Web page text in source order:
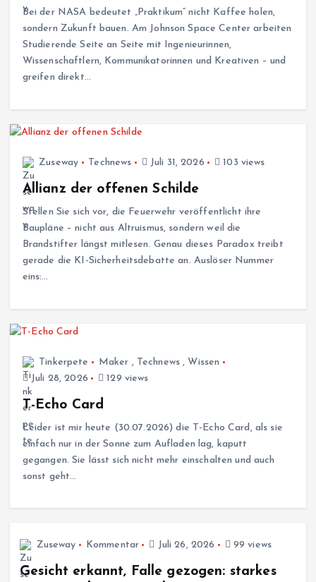
Bei der NASA bedeutet „Praktikum“ nicht Kaffee holen,
sondern Zukunft bauen. Am Johnson Space Center arbeiten
Studierende Seite an Seite mit Ingenieurinnen,
Wissenschaftlern, Kommunikatorinnen und Kreativen – und
greifen direkt…
Zuseway Technews Juli 31, 2026 103 views
Allianz der offenen Schilde
Stellen Sie sich vor, die Feuerwehr veröffentlicht ihre
Baupläne – nicht aus Altruismus, sondern weil die
Brandstifter längst mitlesen. Genau dieses Paradox treibt
gerade die KI-Sicherheitsdebatte an. Auslöser Nummer
eins:…
Tinkerpete Maker , Technews , Wissen
Juli 28, 2026
129 views
T-Echo Card
Leider ist mir heute (30.07.2026) die T-Echo Card, als sie
einfach nur in der Sonne zum Aufladen lag, kaputt
gegangen. Sie lässt sich nicht mehr einschalten und auch
sonst geht…
Zuseway Kommentar Juli 26, 2026 99 views
Gesicht erkannt, Falle gezogen: starkes